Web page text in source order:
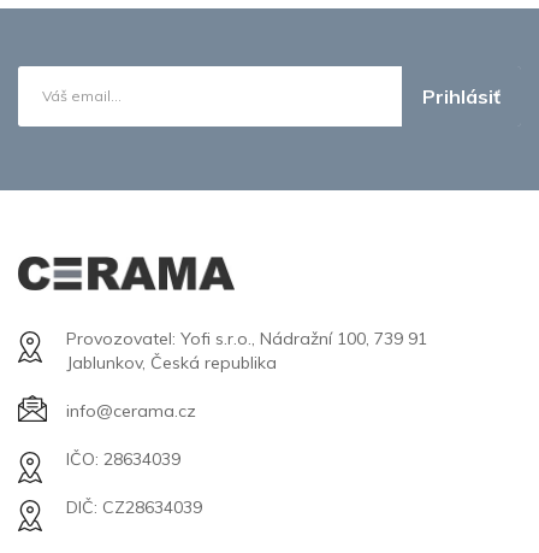
Prihlásiť
Provozovatel: Yofi s.r.o., Nádražní 100, 739 91
Jablunkov, Česká republika
info@cerama.cz
IČO: 28634039
DIČ: CZ28634039